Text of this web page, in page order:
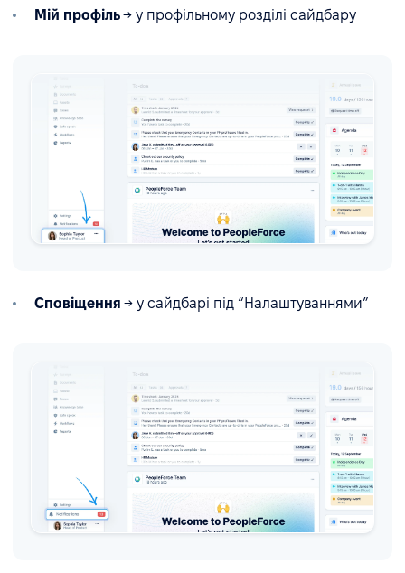
Мій профіль→ у профільному розділі сайдбару
Сповіщення → у сайдбарі під “Налаштуваннями”